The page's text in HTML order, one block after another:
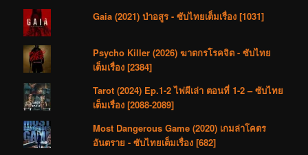
Gaia (2021) ป่าอสูร - ซับไทยเต็มเรื่อง [1031]
Psycho Killer (2026) ฆาตกรโรคจิต - ซับไทย
เต็มเรื่อง [2384]
Tarot (2024) Ep.1-2 ไพ่ผีเล่า ตอนที่ 1-2 – ซับไทย
เต็มเรื่อง [2088-2089]
Most Dangerous Game (2020) เกมล่าโคตร
อันตราย - ซับไทยเต็มเรื่อง [682]